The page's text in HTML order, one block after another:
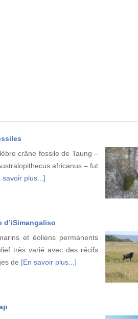
crâne fossile de Taung –
africanus – fut
savoir plus...]
d’iSimangaliso
et éoliens permanents
très varié avec des récifs
de [En savoir plus...]